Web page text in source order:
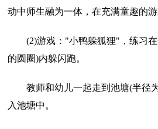
动中师生融为一体，在充满童趣的
(2)游戏："小鸭躲狐狸"，练习在
的圆圈)内躲闪跑。
教师和幼儿一起走到池塘(半径为
入池塘中。